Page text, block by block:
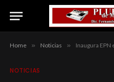
Home » Noticias » Inaugura EPN
NOTICIAS